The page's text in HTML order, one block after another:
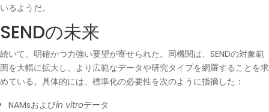
いるようだ。
SENDの未来
続いて、明確かつ力強い要望が寄せられた。同機関は、SENDの対象範
囲を大幅に拡大し、より広範なデータや研究タイプを網羅することを求
めている。具体的には、標準化の必要性を次のように指摘した：
NAMsおよびin vitroデータ